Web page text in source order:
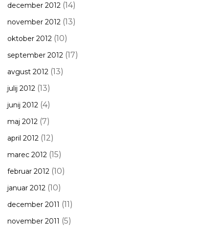
december 2012 (14)
november 2012 (13)
oktober 2012 (10)
september 2012 (17)
avgust 2012 (13)
julij 2012 (13)
junij 2012 (4)
maj 2012 (7)
april 2012 (12)
marec 2012 (15)
februar 2012 (10)
januar 2012 (10)
december 2011 (11)
november 2011 (5)